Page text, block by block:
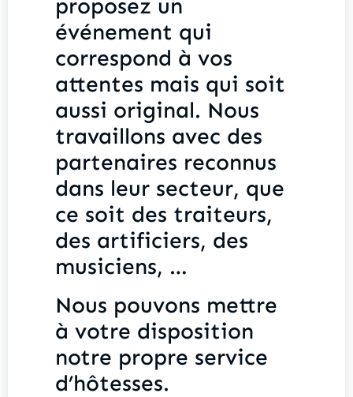
proposez un
événement qui
correspond à vos
attentes mais qui soit
aussi original. Nous
travaillons avec des
partenaires reconnus
dans leur secteur, que
ce soit des traiteurs,
des artificiers, des
musiciens, …
Nous pouvons mettre
à votre disposition
notre propre service
d’hôtesses.